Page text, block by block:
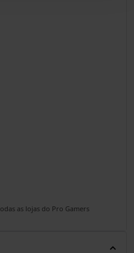
as lojas do Pro Gamers